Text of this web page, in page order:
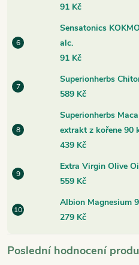
91 Kč
Sensatonics
alc.
91 Kč
Superionherbs
589 Kč
Superionherbs
extrakt z kořene 90
439 Kč
Extra Virgin Olive
559 Kč
Albion Magnesium
279 Kč
Poslední hodnocení